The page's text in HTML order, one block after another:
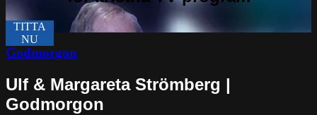
Godmorgon
Ulf & Margareta Strömberg |
Godmorgon